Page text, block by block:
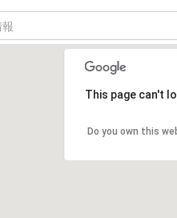
This page can't
Do you own this